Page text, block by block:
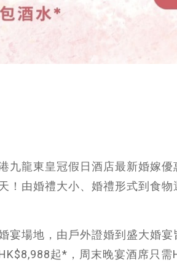
九龍東皇冠假日酒店最新婚嫁
！由婚禮大小、婚禮形式到食
宴場地，由戶外證婚到盛大婚
起*，周末晚宴酒席只